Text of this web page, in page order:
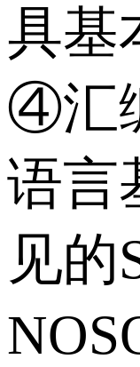
具基
④汇
语言
见的